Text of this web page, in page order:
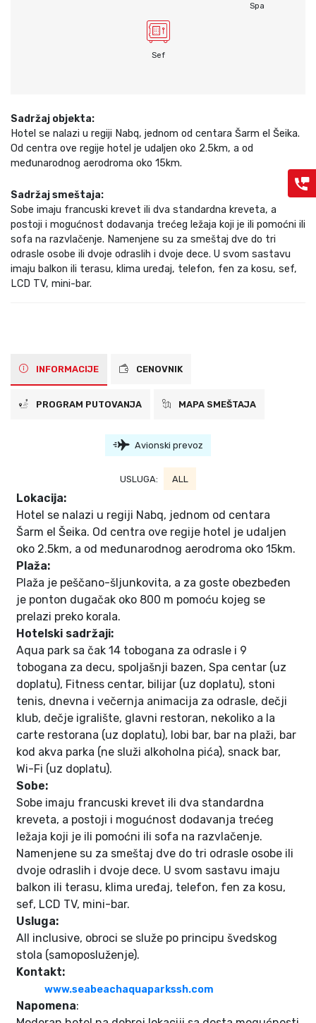
Spa
Sef
Sadržaj objekta:
Hotel se nalazi u regiji Nabq, jednom od centara Šarm el Šeika.
Od centra ove regije hotel je udaljen oko 2.5km, a od
međunarodnog aerodroma oko 15km.
Sadržaj smeštaja:
Sobe imaju francuski krevet ili dva standardna kreveta, a
postoji i mogućnost dodavanja trećeg ležaja koji je ili pomoćni ili
sofa na razvlačenje. Namenjene su za smeštaj dve do tri
odrasle osobe ili dvoje odraslih i dvoje dece. U svom sastavu
imaju balkon ili terasu, klima uređaj, telefon, fen za kosu, sef,
LCD TV, mini-bar.
INFORMACIJE CENOVNIK
PROGRAM PUTOVANJA MAPA SMEŠTAJA
Avionski prevoz
USLUGA: ALL
Lokacija:
Hotel se nalazi u regiji Nabq, jednom od centara
Šarm el Šeika. Od centra ove regije hotel je udaljen
oko 2.5km, a od međunarodnog aerodroma oko 15km.
Plaža:
Plaža je peščano-šljunkovita, a za goste obezbeđen
je ponton dugačak oko 800 m pomoću kojeg se
prelazi preko korala.
Hotelski sadržaji:
Aqua park sa čak 14 tobogana za odrasle i 9
tobogana za decu, spoljašnji bazen, Spa centar (uz
doplatu), Fitness centar, bilijar (uz doplatu), stoni
tenis, dnevna i večernja animacija za odrasle, dečji
klub, dečje igralište, glavni restoran, nekoliko a la
carte restorana (uz doplatu), lobi bar, bar na plaži, bar
kod akva parka (ne služi alkoholna pića), snack bar,
Wi-Fi (uz doplatu).
Sobe:
Sobe imaju francuski krevet ili dva standardna
kreveta, a postoji i mogućnost dodavanja trećeg
ležaja koji je ili pomoćni ili sofa na razvlačenje.
Namenjene su za smeštaj dve do tri odrasle osobe ili
dvoje odraslih i dvoje dece. U svom sastavu imaju
balkon ili terasu, klima uređaj, telefon, fen za kosu,
sef, LCD TV, mini-bar.
Usluga:
All inclusive, obroci se služe po principu švedskog
stola (samoposluženje).
Kontakt:
www.seabeachaquaparkssh.com
Napomena: